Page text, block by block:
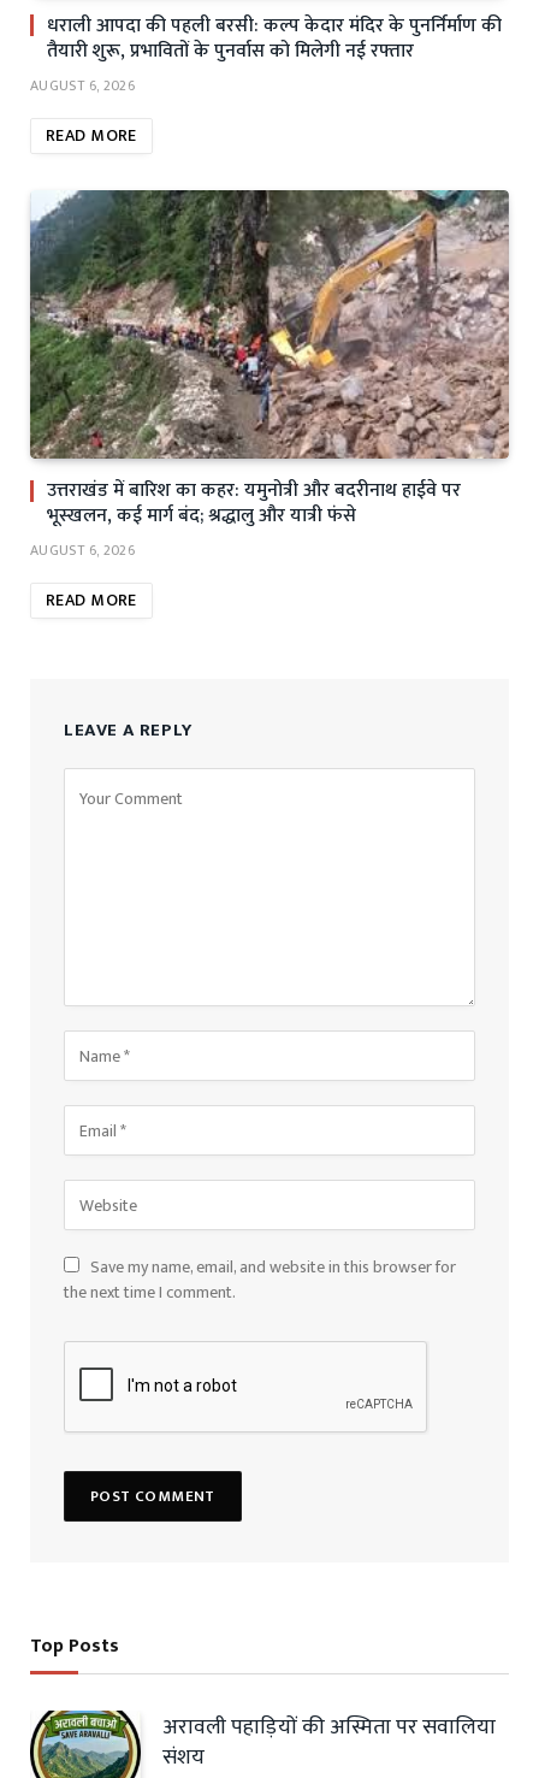
धराली आपदा की पहली बरसी: कल्प केदार मंदिर के पुनर्निर्माण की
तैयारी शुरू, प्रभावितों के पुनर्वास को मिलेगी नई रफ्तार
AUGUST 6, 2026
READ MORE
उत्तराखंड में बारिश का कहर: यमुनोत्री और बदरीनाथ हाईवे पर
भूस्खलन, कई मार्ग बंद; श्रद्धालु और यात्री फंसे
AUGUST 6, 2026
READ MORE
LEAVE A REPLY
Save my name, email, and website in this browser for
the next time I comment.
Top Posts
अरावली पहाड़ियों की अस्मिता पर सवालिया
संशय